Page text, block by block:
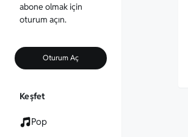
abone olmak için
oturum açın.
Oturum Aç
Keşfet
Pop